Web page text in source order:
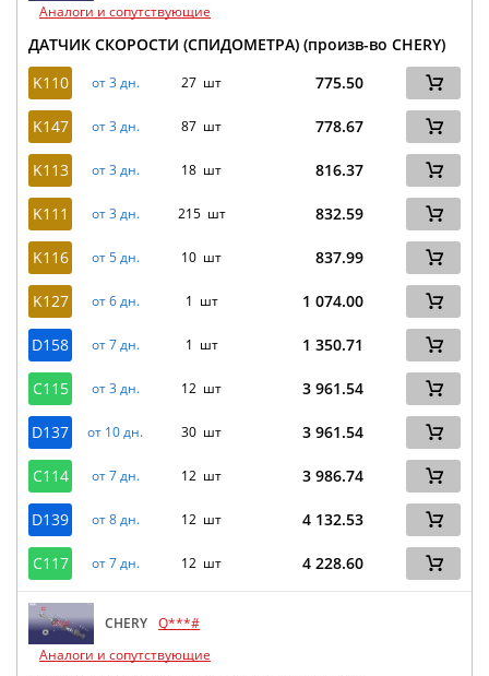
Аналоги и сопутствующие
ДАТЧИК СКОРОСТИ (СПИДОМЕТРА) (произв-во CHERY)
K110
от 3 дн. 27 шт 775.50
K147 от 3 дн. 87 шт 778.67
K113 от 3 дн. 18 шт 816.37
K111 от 3 дн. 215 шт 832.59
K116 от 5 дн. 10 шт 837.99
K127 от 6 дн. 1 шт 1 074.00
D158 от 7 дн. 1 шт 1 350.71
C115 от 3 дн. 12 шт 3 961.54
D137 от 10 дн. 30 шт 3 961.54
C114 от 7 дн. 12 шт 3 986.74
D139 от 8 дн. 12 шт 4 132.53
C117 от 7 дн. 12 шт 4 228.60
CHERY Q***#
Аналоги и сопутствующие